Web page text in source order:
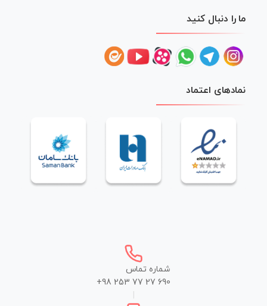
ما را دنبال کنید
نمادهای اعتماد
شماره تماس
+98 253 77 27 690